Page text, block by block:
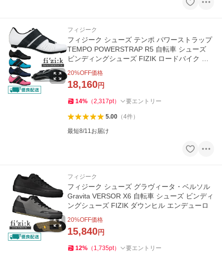
フィジーク
フィジーク シューズ テンポ パワーストラップ
TEMPO POWERSTRAP R5 自転車 シューズ
ビンディングシューズ FIZIK ロードバイク ロ
20%OFF価格
18,160円
14% （2,317pt） 要エントリー
5.00（4件）
最短8/11お届け
フィジーク
フィジーク シューズ グラヴィータ・ベルソル
Gravita VERSOR X6 自転車 シューズ ビンディ
ングシューズ FIZIK ダウンヒル エンデューロ
20%OFF価格
15,840円
12% （ 1,735pt） 要エントリー